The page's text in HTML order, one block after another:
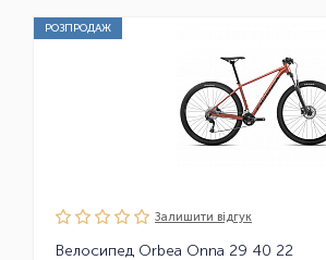
РОЗПРОДАЖ
Залишити вiдгук
Велосипед Orbea Onna 29 40 22